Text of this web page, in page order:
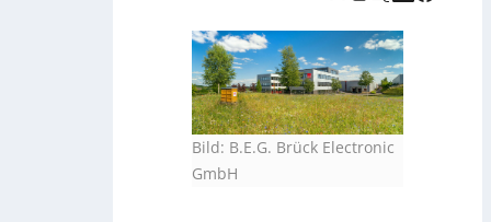
liegt seitdem auf Gebäudeautomation,
um den Energiebedarf zu senken. BEG
hat zudem verschiedene Zentren für
Vertrieb, Logistik und Forschung
etabliert und fühlt sich der
Nachhaltigkeit verpflichtet. Zukünftig
plant das Unternehmen, sein
Engagement in der klimafreundlichen
Bild: B.E.G. Brück Electronic
GmbH